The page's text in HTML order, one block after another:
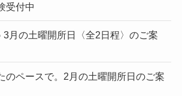
受付中
3月の土曜開所日〈全2日程〉のご案
のペースで。2月の土曜開所日のご案